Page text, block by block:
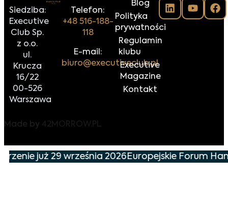
Siedziba:
Executive
Club Sp.
z o.o.
ul.
Krucza
16/22
00-526
Warszawa
Telefon:
+48 516-188-
118
E-mail:
biuro@executiveclub.pl
Blog
Polityka
prywatności
Regulamin
klubu
Executive
Magazine
Kontakt
Made by 42MORROW.PL
już 29 września 2026 Europejskie Forum Handlu i